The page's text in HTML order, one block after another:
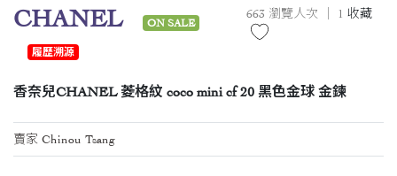
CHANEL ON SALE
履歷溯源
663 瀏覽人次 ｜ 1 收藏
香奈兒CHANEL 菱格紋 coco mini cf 20 黑色金球 金鍊
賣家 Chinou Tsang